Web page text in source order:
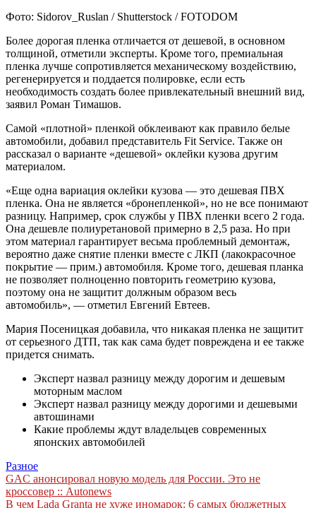
Фото: Sidorov_Ruslan / Shutterstock / FOTODOM
Более дорогая пленка отличается от дешевой, в основном
толщиной, отметили эксперты. Кроме того, премиальная
пленка лучше сопротивляется механическому воздействию,
регенерируется и поддается полировке, если есть
необходимость создать более привлекательный внешний вид,
заявил Роман Тимашов.
Самой «плотной» пленкой обклеивают как правило белые
автомобили, добавил представитель Fit Service. Также он
рассказал о варианте «дешевой» оклейки кузова другим
материалом.
«Еще одна вариация оклейки кузова — это дешевая ПВХ
пленка. Она не является «бронепленкой», но не все понимают
разницу. Например, срок службы у ПВХ пленки всего 2 года.
Она дешевле полиуретановой примерно в 2,5 раза. Но при
этом материал гарантирует весьма проблемный демонтаж,
вероятно даже снятие пленки вместе с ЛКП (лакокрасочное
покрытие — прим.) автомобиля. Кроме того, дешевая планка
не позволяет полноценно повторить геометрию кузова,
поэтому она не защитит должным образом весь
автомобиль», — отметил Евгений Евтеев.
Мария Посеницкая добавила, что никакая пленка не защитит
от серьезного ДТП, так как сама будет повреждена и ее также
придется снимать.
Эксперт назвал разницу между дорогим и дешевым
моторным маслом
Эксперт назвал разницу между дорогими и дешевыми
автошинами
Какие проблемы ждут владельцев современных
японских автомобилей
Разное
Навигация
по
GAC анонсировал новую модель для России. Это не
кроссовер :: Autonews
В чем Lada Granta не хуже иномарок: 6 самых бюджетных